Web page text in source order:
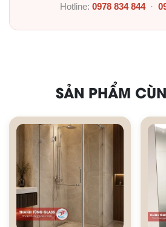
Hotline: 0978 834 844·
SẢN PHẨM